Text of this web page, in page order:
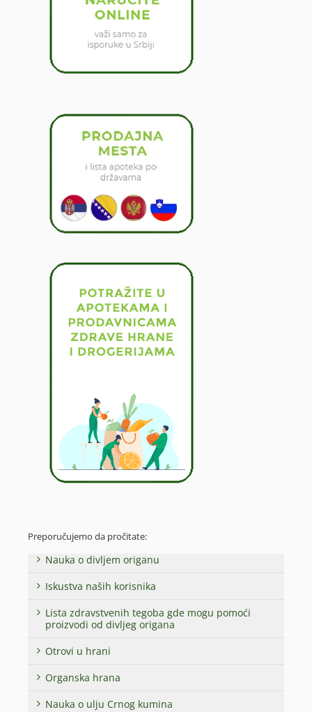
Preporučujemo da pročitate:
Nauka o divljem origanu
Iskustva naših korisnika
Lista zdravstvenih tegoba gde mogu pomoći
proizvodi od divljeg origana
Otrovi u hrani
Organska hrana
Nauka o ulju Crnog kumina